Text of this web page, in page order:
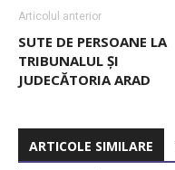
Articolul anterior
SUTE DE PERSOANE LA
TRIBUNALUL ȘI
JUDECĂTORIA ARAD
ARTICOLE SIMILARE